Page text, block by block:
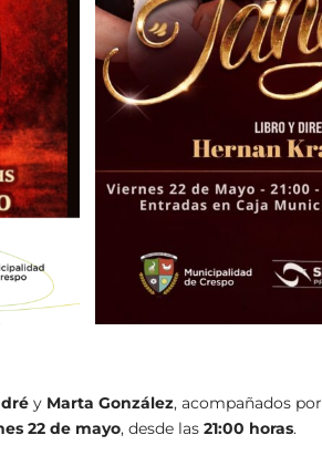
y Marta González, acompañados por
22 de mayo, desde las21:00 horas.